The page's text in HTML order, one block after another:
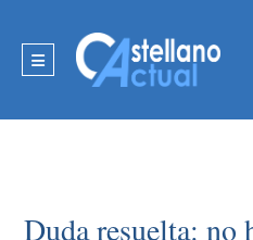
Duda resuelta: no